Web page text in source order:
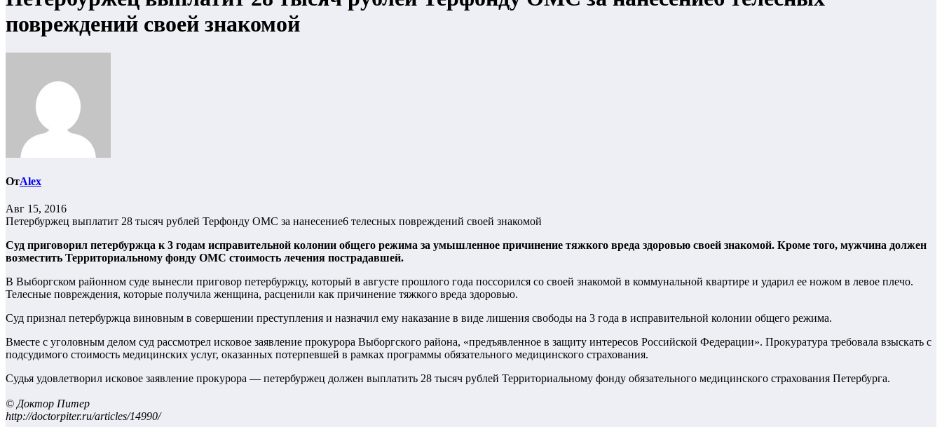
повреждений своей знакомой
ОтAlex
Авг 15, 2016
Петербуржец выплатит 28 тысяч рублей Терфонду ОМС за нанесение6 телесных повреждений своей знакомой
Суд приговорил петербуржца к 3 годам исправительной колонии общего режима за умышленное причинение тяжкого вреда здоровью своей знакомой. Кроме того, мужчина должен
возместить Территориальному фонду ОМС стоимость лечения пострадавшей.
В Выборгском районном суде вынесли приговор петербуржцу, который в августе прошлого года поссорился со своей знакомой в коммунальной квартире и ударил ее ножом в левое плечо.
Телесные повреждения, которые получила женщина, расценили как причинение тяжкого вреда здоровью.
Суд признал петербуржца виновным в совершении преступления и назначил ему наказание в виде лишения свободы на 3 года в исправительной колонии общего режима.
Вместе с уголовным делом суд рассмотрел исковое заявление прокурора Выборгского района, «предъявленное в защиту интересов Российской Федерации». Прокуратура требовала взыскать с
подсудимого стоимость медицинских услуг, оказанных потерпевшей в рамках программы обязательного медицинского страхования.
Судья удовлетворил исковое заявление прокурора — петербуржец должен выплатить 28 тысяч рублей Территориальному фонду обязательного медицинского страхования Петербурга.
© Доктор Питер
http://doctorpiter.ru/articles/14990/